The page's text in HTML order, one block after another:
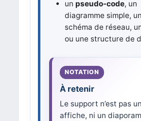
un pseudo-code, un
diagramme simple, un
schéma de réseau,
ou une structure de
À retenir
Le support n’est pas
affiche, ni un